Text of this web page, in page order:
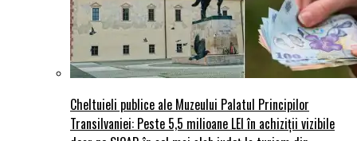
Cheltuieli publice ale Muzeului Palatul Principilor
Transilvaniei: Peste 5,5 milioane LEI în achiziții vizibile